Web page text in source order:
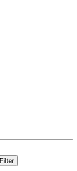
Filter